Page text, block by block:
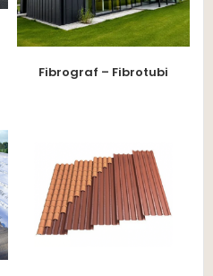
Fibrograf – Fibrotubi